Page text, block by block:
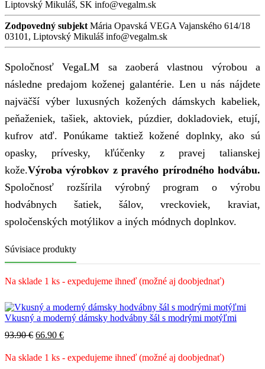
Liptovský Mikuláš, SK info@vegalm.sk
Zodpovedný subjekt Mária Opavská VEGA Vajanského 614/18
03101, Liptovský Mikuláš info@vegalm.sk
Spoločnosť VegaLM sa zaoberá vlastnou výrobou a
následne predajom koženej galantérie. Len u nás nájdete
najväčší výber luxusných kožených dámskych kabeliek,
peňaženiek, tašiek, aktoviek, púzdier, dokladoviek, etují,
kufrov atď. Ponúkame taktiež kožené doplnky, ako sú
opasky, prívesky, kľúčenky z pravej talianskej
kože.Výroba výrobkov z pravého prírodného hodvábu.
Spoločnosť rozšírila výrobný program o výrobu
hodvábnych šatiek, šálov, vreckoviek, kraviat,
spoločenských motýlikov a iných módnych doplnkov.
Súvisiace produkty
Na sklade 1 ks - expedujeme ihneď (možné aj doobjednať)
Vkusný a moderný dámsky hodvábny šál s modrými motýľmi
93.90€ Pôvodná
bola:
66.90 €Aktuálna
je:
Na sklade 1 ks - expedujeme ihneď (možné aj doobjednať)